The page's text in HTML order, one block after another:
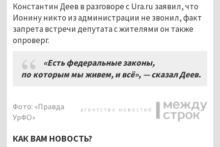
Константин Деев в разговоре с Ura.ru заявил, что
Ионину никто из администрации не звонил, факт
запрета встречи депутата с жителями он также
опроверг.
«Есть федеральные законы,
по которым мы живем, и всё», — сказал Деев.
Фото: «Правда
УрФО»
КАК ВАМ НОВОСТЬ?